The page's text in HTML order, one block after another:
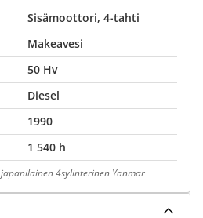
Sisämoottori, 4-tahti
Makeavesi
50 Hv
Diesel
1990
1 540 h
4sylinterinen Yanmar